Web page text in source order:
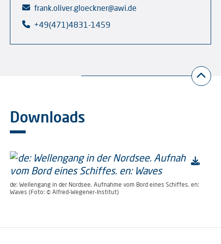
frank.oliver.gloeckner@awi.de
+49(471)4831-1459
Downloads
de: Wellengang in der Nordsee. Aufnahme vom Bord eines Schiffes. en:
Waves (Foto: © Alfred-Wegener-Institut)